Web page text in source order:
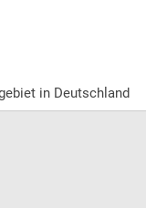
in Deutschland